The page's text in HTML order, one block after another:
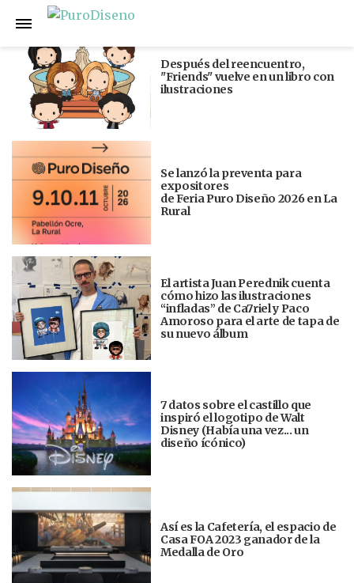
Anterior
Después del reencuentro,
"Friends" vuelve en un libro con
ilustraciones
Se lanzó la preventa para
expositores
de Feria Puro Diseño 2026 en La
Rural
El artista Juan Perednik cuenta
cómo hizo las ilustraciones
“infladas” de Ca7riel y Paco
Amoroso para el arte de tapa de
su nuevo álbum
7 datos sobre el castillo que
inspiró el logotipo de Walt
Disney (Había una vez... un
diseño ícónico)
Así es la Cafetería, el espacio de
Casa FOA 2023 ganador de la
Medalla de Oro
Siguiente